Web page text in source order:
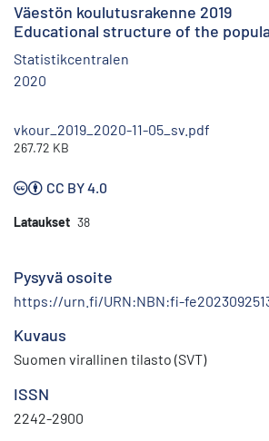
Väestön koulutusrakenne 2019
Educational structure of the
Statistikcentralen
2020
vkour_2019_2020-11-05_sv.pdf
267.72 KB
CC BY 4.0
Lataukset 38
Pysyvä osoite
https://urn.fi/URN:NBN:fi-
Kuvaus
Suomen virallinen tilasto (SVT)
ISSN
2242-2900